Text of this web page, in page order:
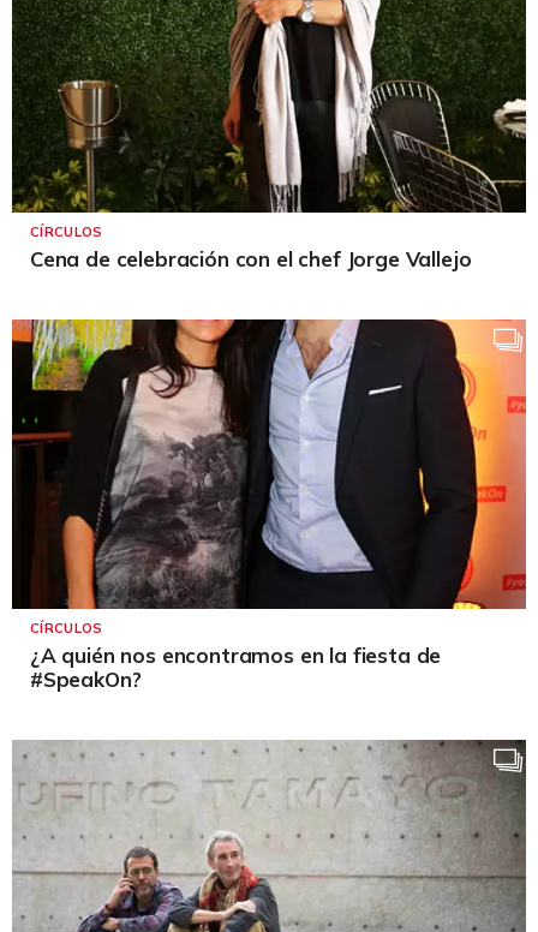
CÍRCULOS
Cena de celebración con el chef Jorge Vallejo
CÍRCULOS
¿A quién nos encontramos en la fiesta de
#SpeakOn?